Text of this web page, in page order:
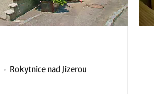
Rokytnice nad Jizerou